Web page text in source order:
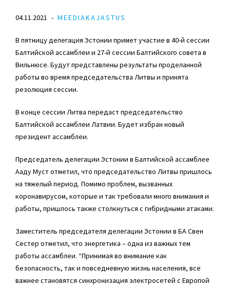
04.11.2021 MEEDIAKAJASTUS
В пятницу делегация Эстонии примет участие в 40-й сессии
Балтийской ассамблеи и 27-й сессии Балтийского совета в
Вильнюсе. Будут представлены результаты проделанной
работы во время председательства Литвы и принята
резолюция сессии.
В конце сессии Литва передаст председательство
Балтийской ассамблеи Латвии. Будет избран новый
президент ассамблеи.
Председатель делегации Эстонии в Балтийской ассамблее
Ааду Муст отметил, что председательство Литвы пришлось
на тяжелый период. Помимо проблем, вызванных
коронавирусом, которые и так требовали много внимания и
работы, пришлось также столкнуться с гибридными атаками.
Заместитель председателя делегации Эстонии в БАСвен
Сестер отметил, что энергетика – одна из важных тем
работы ассамблеи. “Принимая во внимание как
безопасность, так и повседневную жизнь населения, все
важнее становятся синхронизация электросетей с Европой